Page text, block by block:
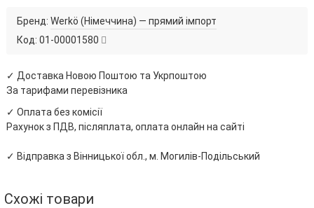
Бренд: Werkö (Німеччина) — прямий імпорт
Код: 01-00001580
✓ Доставка Новою Поштою та Укрпоштою
За тарифами перевізника
✓ Оплата без комісії
Рахунок з ПДВ, післяплата, оплата онлайн на сайті
✓ Відправка з Вінницької обл., м. Могилів-Подільський
Схожі товари